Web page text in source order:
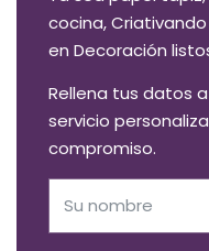
cocina,
en Decoración
Rellena tus datos
servicio
compromiso.